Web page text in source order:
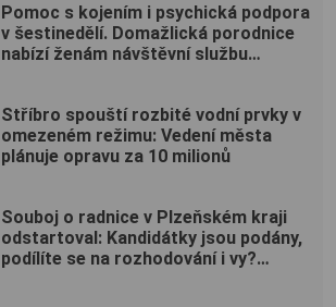
Pomoc s kojením i psychická podpora
v šestinedělí. Domažlická porodnice
nabízí ženám návštěvní službu
Stříbro spouští rozbité vodní prvky v
omezeném režimu: Vedení města
plánuje opravu za 10 milionů
Souboj o radnice v Plzeňském kraji
odstartoval: Kandidátky jsou podány,
podílíte se na rozhodování i vy?